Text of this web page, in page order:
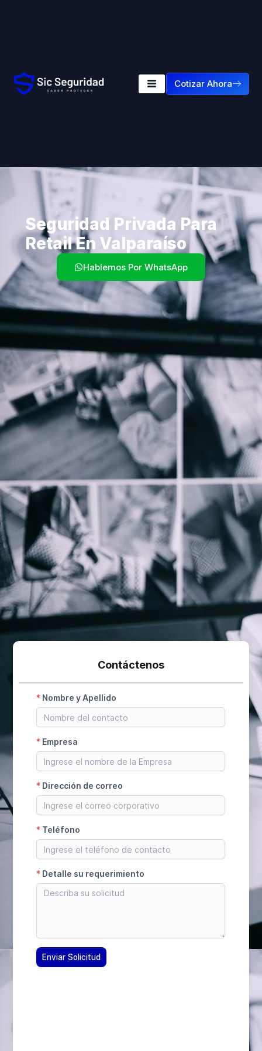
Cotizar Ahora
Seguridad Privada Para
Retail En Valparaíso
Hablemos Por WhatsApp
Contáctenos